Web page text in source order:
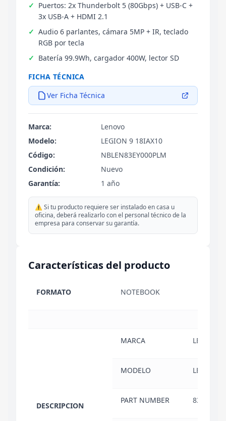
Puertos: 2x Thunderbolt 5 (80Gbps) + USB-C +
3x USB-A + HDMI 2.1
Audio 6 parlantes, cámara 5MP + IR, teclado
RGB por tecla
Batería 99.9Wh, cargador 400W, lector SD
FICHA TÉCNICA
Ver Ficha Técnica
Marca:
Lenovo
Modelo:
LEGION 9 18IAX10
Código:
NBLEN83EY000PLM
Condición:
Nuevo
Garantía:
1 año
⚠️ Si tu producto requiere ser instalado en casa u
oficina, deberá realizarlo con el personal técnico de la
empresa para conservar su garantía.
Características del producto
FORMATO NOTEBOOK
DESCRIPCION
MARCA LENOVO
MODELO LEGION
PART NUMBER